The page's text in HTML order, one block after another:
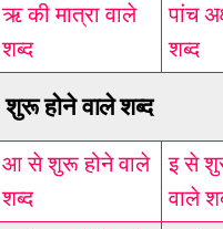
ऋ की मात्रा वाले
शब्द
पांच
शब्द
शुरू होने वाले शब्द
आ से शुरू होने वाले
शब्द
इ से
वाले